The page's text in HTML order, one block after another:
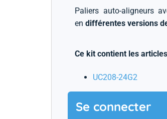
Paliers auto-aligneurs
en différentes versions
Ce kit contient les
UC208-24G2
Se connecter